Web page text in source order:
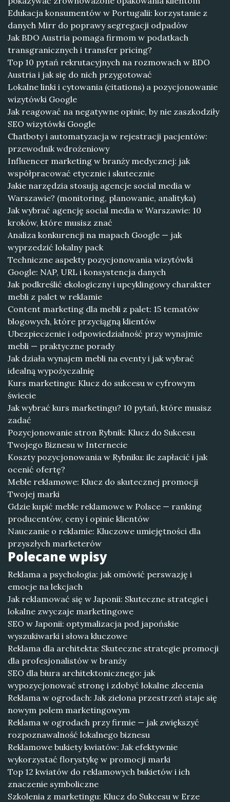
Edukacja konsumentów w Portugalii: korzystanie z
danych Mirr do poprawy segregacji odpadów
Jak BDO Austria pomaga firmom w podatkach
transgranicznych i transfer pricing?
Top 10 pytań rekrutacyjnych na rozmowach w BDO
Austria i jak się do nich przygotować
Lokalne linki i cytowania (citations) a pozycjonowanie
wizytówki Google
Jak reagować na negatywne opinie, by nie zaszkodziły
SEO wizytówki Google
Chatboty i automatyzacja w rejestracji pacjentów:
przewodnik wdrożeniowy
Influencer marketing w branży medycznej: jak
współpracować etycznie i skutecznie
Jakie narzędzia stosują agencje social media w
Warszawie? (monitoring, planowanie, analityka)
Jak wybrać agencję social media w Warszawie: 10
kroków, które musisz znać
Analiza konkurencji na mapach Google — jak
wyprzedzić lokalny pack
Techniczne aspekty pozycjonowania wizytówki
Google: NAP, URL i konsystencja danych
Jak podkreślić ekologiczny i upcyklingowy charakter
mebli z palet w reklamie
Content marketing dla mebli z palet: 15 tematów
blogowych, które przyciągną klientów
Ubezpieczenie i odpowiedzialność przy wynajmie
mebli — praktyczne porady
Jak działa wynajem mebli na eventy i jak wybrać
idealną wypożyczalnię
Kurs marketingu: Klucz do sukcesu w cyfrowym
świecie
Jak wybrać kurs marketingu? 10 pytań, które musisz
zadać
Pozycjonowanie stron Rybnik: Klucz do Sukcesu
Twojego Biznesu w Internecie
Koszty pozycjonowania w Rybniku: ile zapłacić i jak
ocenić ofertę?
Meble reklamowe: Klucz do skutecznej promocji
Twojej marki
Gdzie kupić meble reklamowe w Polsce — ranking
producentów, ceny i opinie klientów
Nauczanie o reklamie: Kluczowe umiejętności dla
przyszłych marketerów
Polecane wpisy
Reklama a psychologia: jak omówić perswazję i
emocje na lekcjach
Jak reklamować się w Japonii: Skuteczne strategie i
lokalne zwyczaje marketingowe
SEO w Japonii: optymalizacja pod japońskie
wyszukiwarki i słowa kluczowe
Reklama dla architekta: Skuteczne strategie promocji
dla profesjonalistów w branży
SEO dla biura architektonicznego: jak
wypozycjonować stronę i zdobyć lokalne zlecenia
Reklama w ogrodach: Jak zielona przestrzeń staje się
nowym polem marketingowym
Reklama w ogrodach przy firmie — jak zwiększyć
rozpoznawalność lokalnego biznesu
Reklamowe bukiety kwiatów: Jak efektywnie
wykorzystać florystykę w promocji marki
Top 12 kwiatów do reklamowych bukietów i ich
znaczenie symboliczne
Szkolenia z marketingu: Klucz do Sukcesu w Erze